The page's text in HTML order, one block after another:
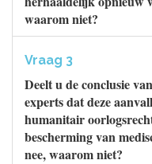
waarom niet?
Vraag 3
Deelt u de conclusie
experts dat deze
humanitair
bescherming van
nee, waarom niet?